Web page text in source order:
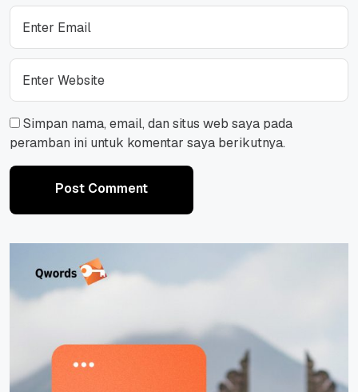
Simpan nama, email, dan situs web saya pada
peramban ini untuk komentar saya berikutnya.
Post Comment